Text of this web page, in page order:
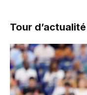
Tour d’actualité